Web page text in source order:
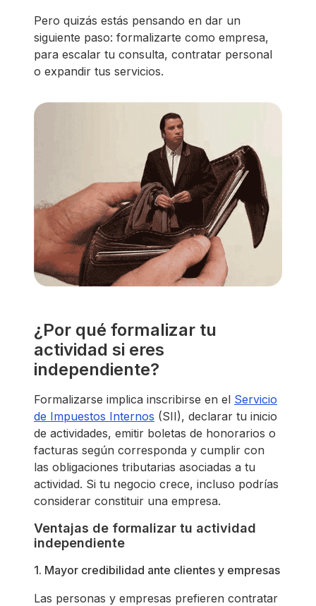
Pero quizás estás pensando en dar un
siguiente paso: formalizarte como empresa,
para escalar tu consulta, contratar personal
o expandir tus servicios.
¿Por qué formalizar tu
actividad si eres
independiente?
Formalizarse implica inscribirse en el Servicio
de Impuestos Internos (SII), declarar tu inicio
de actividades, emitir boletas de honorarios o
facturas según corresponda y cumplir con
las obligaciones tributarias asociadas a tu
actividad. Si tu negocio crece, incluso podrías
considerar constituir una empresa.
Ventajas de formalizar tu actividad
independiente
1. Mayor credibilidad ante clientes y empresas
Las personas y empresas prefieren contratar